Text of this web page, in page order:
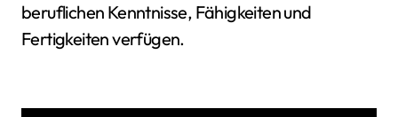
beruflichen Kenntnisse, Fähigkeiten und
Fertigkeiten verfügen.